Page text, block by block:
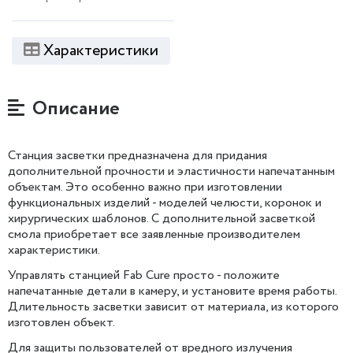
Характеристики
Описание
Станция засветки предназначена для придания
дополнительной прочности и эластичности напечатанным
объектам. Это особенно важно при изготовлении
функциональных изделий - моделей челюсти, коронок и
хирургических шаблонов. С дополнительной засветкой
смола приобретает все заявленные производителем
характеристики.
Управлять станцией Fab Cure просто - положите
напечатанные детали в камеру, и установите время работы.
Длительность засветки зависит от материала, из которого
изготовлен объект.
Для защиты пользователей от вредного излучения